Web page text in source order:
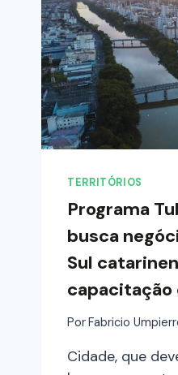
TERRITÓRIOS
Programa
busca
Sul
PorFabricio
Cidade, que